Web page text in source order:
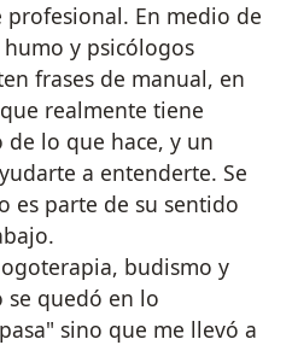
profesional. En medio de
y psicólogos
frases de manual, en
realmente tiene
lo que hace, y un
a entenderte. Se
es parte de su sentido
budismo y
quedó en lo
sino que me llevó a